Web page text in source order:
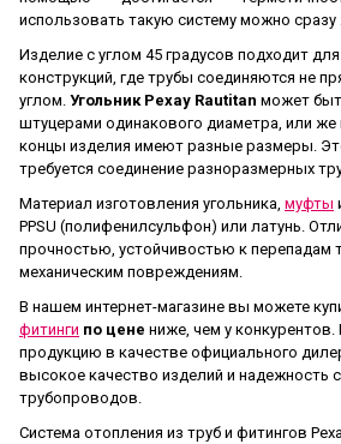
использовать такую систему можно сразу
Изделие с углом 45 градусов подходит
конструкций, где трубы соединяются не
углом. Угольник Рехау Rautitan может
штуцерами одинакового диаметра, или же
концы изделия имеют разные размеры.
требуется соединение разноразмерных
Материал изготовления угольника, муфты
PPSU (полифенилсульфон) или латунь.
прочностью, устойчивостью к перепадам
механическим повреждениям.
В нашем интернет-магазине вы можете
фитинги по цене ниже, чем у
продукцию в качестве официального
высокое качество изделий и надежность
трубопроводов.
Система отопления из труб и фитингов